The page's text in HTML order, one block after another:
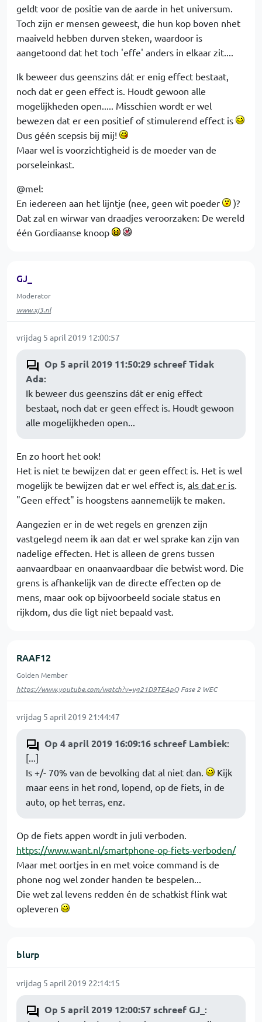
geldt voor de positie van de aarde in het universum.
Toch zijn er mensen geweest, die hun kop boven nhet
maaiveld hebben durven steken, waardoor is
aangetoond dat het toch 'effe' anders in elkaar zit....
Ik beweer dus geenszins dát er enig effect bestaat,
noch dat er geen effect is. Houdt gewoon alle
mogelijkheden open..... Misschien wordt er wel
bewezen dat er een positief of stimulerend effect is
Dus géén scepsis bij mij!
Maar wel is voorzichtigheid is de moeder van de
porseleinkast.
@mel:
En iedereen aan het lijntje (nee, geen wit poeder
)?
Dat zal en wirwar van draadjes veroorzaken: De wereld
één Gordiaanse knoop
GJ_
Moderator
www.xj3.nl
vrijdag 5 april 2019 12:00:57
Op 5 april 2019 11:50:29 schreef Tidak
Ada:
Ik beweer dus geenszins dát er enig effect
bestaat, noch dat er geen effect is. Houdt gewoon
alle mogelijkheden open...
En zo hoort het ook!
Het is niet te bewijzen dat er geen effect is. Het is wel
mogelijk te bewijzen dat er wel effect is, als dat er is.
"Geen effect" is hoogstens aannemelijk te maken.
Aangezien er in de wet regels en grenzen zijn
vastgelegd neem ik aan dat er wel sprake kan zijn van
nadelige effecten. Het is alleen de grens tussen
aanvaardbaar en onaanvaardbaar die betwist word. Die
grens is afhankelijk van de directe effecten op de
mens, maar ook op bijvoorbeeld sociale status en
rijkdom, dus die ligt niet bepaald vast.
RAAF12
Golden Member
https://www.youtube.com/watch?v=yg21D9TEApQFase 2 WEC
vrijdag 5 april 2019 21:44:47
Op 4 april 2019 16:09:16 schreef Lambiek:
[...]
Is +/- 70% van de bevolking dat al niet dan.
Kijk
maar eens in het rond, lopend, op de fiets, in de
auto, op het terras, enz.
Op de fiets appen wordt in juli verboden.
https://www.want.nl/smartphone-op-fiets-verboden/
Maar met oortjes in en met voice command is de
phone nog wel zonder handen te bespelen...
Die wet zal levens redden én de schatkist flink wat
opleveren
blurp
vrijdag 5 april 2019 22:14:15
Op 5 april 2019 12:00:57 schreef GJ_ :